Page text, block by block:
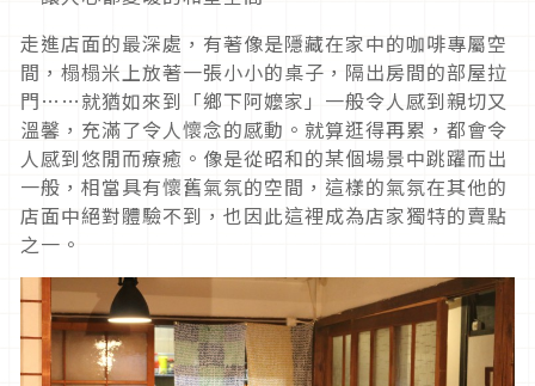
走進店面的最深處，有著像是隱藏在家中的咖啡專屬空
間，榻榻米上放著一張小小的桌子，隔出房間的部屋拉
門……就猶如來到「鄉下阿嬤家」一般令人感到親切又
溫馨，充滿了令人懷念的感動。就算逛得再累，都會令
人感到悠閒而療癒。像是從昭和的某個場景中跳躍而出
一般，相當具有懷舊氣氛的空間，這樣的氣氛在其他的
店面中絕對體驗不到，也因此這裡成為店家獨特的賣點
之一。